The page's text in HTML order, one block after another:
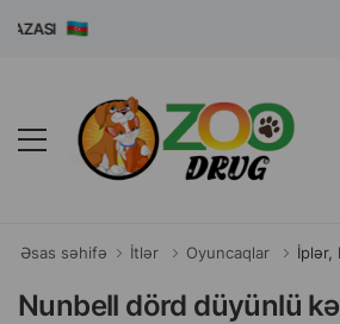
Əsas səhifə İtlər Oyuncaqlar İplər,
Nunbell dörd düyünlü